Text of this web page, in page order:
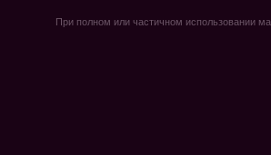
При полном или частичном использовании